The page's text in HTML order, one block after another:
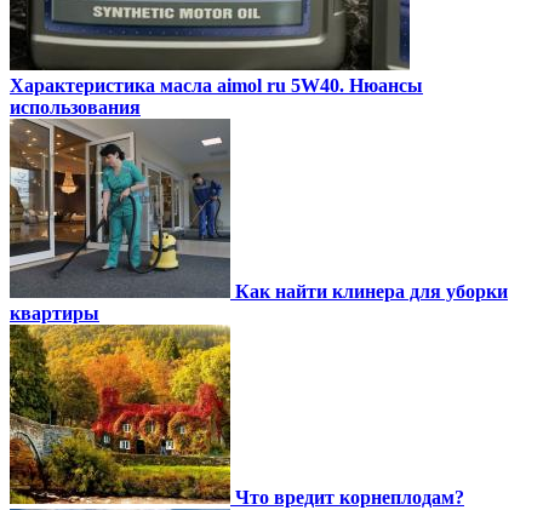
Характеристика масла aimol ru 5W40. Нюансы
использования
Как найти клинера для уборки
квартиры
Что вредит корнеплодам?